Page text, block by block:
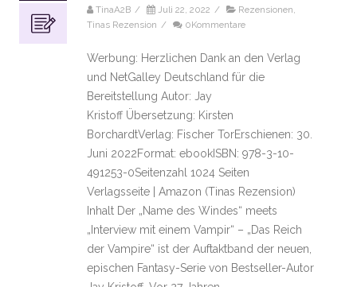
TinaA2B / Juli 22, 2022 / Rezensionen,
Tinas Rezension / 0Kommentare
Werbung: Herzlichen Dank an den Verlag
und NetGalley Deutschland für die
Bereitstellung Autor: Jay
Kristoff Übersetzung: Kirsten
BorchardtVerlag: Fischer TorErschienen: 30.
Juni 2022Format: ebookISBN: 978-3-10-
491253-0Seitenzahl 1024 Seiten
Verlagsseite | Amazon (Tinas Rezension)
Inhalt Der „Name des Windes“ meets
„Interview mit einem Vampir“ – „Das Reich
der Vampire“ ist der Auftaktband der neuen,
epischen Fantasy-Serie von Bestseller-Autor